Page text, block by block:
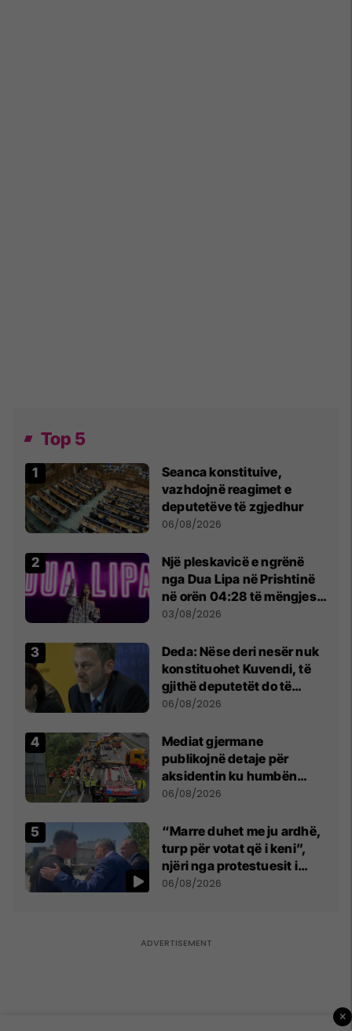
Top 5
Seanca konstituive,
vazhdojnë reagimet e
deputetëve të zgjedhur
06/08/2026
Një pleskavicë e ngrënë
nga Dua Lipa në Prishtinë
në orën 04:28 të mëngjesit
- dhe bota digjitale serbe
03/08/2026
Deda: Nëse deri nesër nuk
konstituohet Kuvendi, të
gjithë deputetët do të
bëjnë shkelje të rëndë
06/08/2026
Mediat gjermane
publikojnë detaje për
aksidentin ku humbën
jetën tre mërgimtarë nga
06/08/2026
“Marre duhet me ju ardhë,
turp për votat që i keni”,
njëri nga protestuesit i
drejtohet Bedri Hamzës
06/08/2026
×